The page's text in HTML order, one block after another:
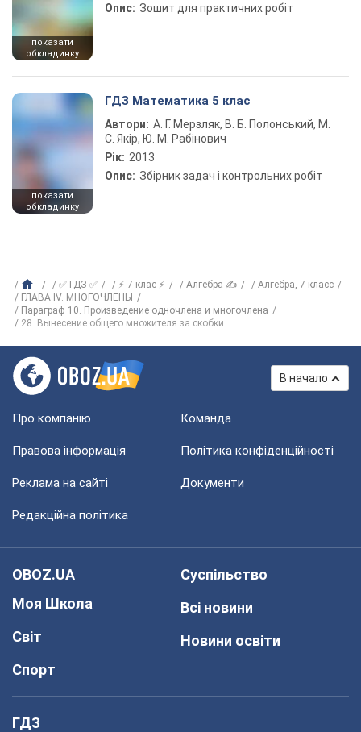
показати
обкладинку
Опис: Зошит для практичних робіт
показати
обкладинку
ГДЗ Математика 5 клас
Автори: А. Г. Мерзляк, В. Б. Полонський, М.
С. Якір, Ю. М. Рабінович
Рік: 2013
Опис: Збірник задач і контрольних робіт
✅ ГДЗ ✅ ⚡ 7 клас ⚡ Алгебра ✍
Алгебра, 7 класс
ГЛАВА IV. МНОГОЧЛЕНЫ
Параграф 10. Произведение одночлена и многочлена
28. Вынесение общего множителя за скобки
В начало
Про компанію Команда
Правова інформація Політика конфіденційності
Реклама на сайті Документи
Редакційна політика
OBOZ.UA
Моя Школа
Світ
Спорт
Суспільство
Всі новини
Новини освіти
ГДЗ